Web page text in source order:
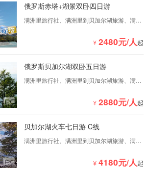
俄罗斯赤塔+湖景双卧四日游
满洲里旅行社、满洲里到贝加尔湖旅游、满洲
¥ 2480元/人起
俄罗斯贝加尔湖双卧五日游
满洲里旅行社、满洲里到贝加尔湖旅游、满洲
里国际旅行社是一家专业满洲里到俄罗斯旅游
¥ 2880元/人起
贝加尔湖火车七日游 C线
满洲里旅行社、满洲里到贝加尔湖旅游、满洲
里国际旅行社是一家专业满洲里到俄罗斯旅游
¥ 4180元/人起